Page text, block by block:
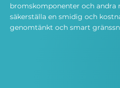
bromskomponenter och andra
säkerställa en smidig och
genomtänkt och smart